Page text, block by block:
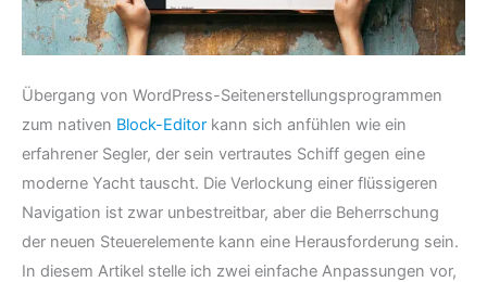
Übergang von WordPress-Seitenerstellungsprogrammen
zum nativen Block-Editor kann sich anfühlen wie ein
erfahrener Segler, der sein vertrautes Schiff gegen eine
moderne Yacht tauscht. Die Verlockung einer flüssigeren
Navigation ist zwar unbestreitbar, aber die Beherrschung
der neuen Steuerelemente kann eine Herausforderung sein.
In diesem Artikel stelle ich zwei einfache Anpassungen vor,